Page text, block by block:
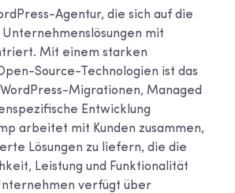
Agentur, die sich auf die
mit
Mit einem starken
Source-Technologien ist das
Migrationen, Managed
Entwicklung
arbeitet mit Kunden zusammen,
Lösungen zu liefern, die die
Leistung und Funktionalität
verfügt über